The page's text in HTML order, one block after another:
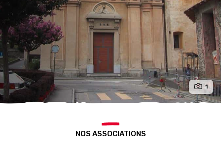
1
NOS ASSOCIATIONS